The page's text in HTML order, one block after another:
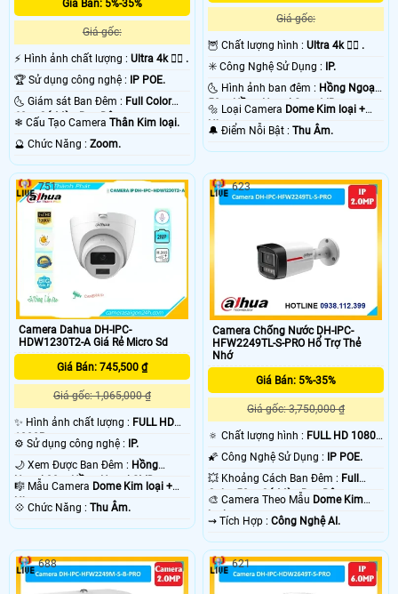
Giá Bán: 5%-35%
Giá gốc:
️⚡ Hình ảnh chất lượng : Ultra 4k 👍🏾 .
🏆 Sử dụng công nghệ :
IP POE.
🌜 Giám sát Ban Đêm : Full Color
60m Có Màu Ban Ðêm.
❄ Cấu Tạo Camera Thân Kim loại.
️🔮 Chức Năng : Zoom.
Giá gốc:
🦉 Chất lượng hình :Ultra 4k 👍🏾 .
✳️ Công Nghệ Sử Dụng :
IP.
🌜 Hình ảnh ban đêm : Hồng Ngoại
50m Hồng Ngoại Smart IR.
🔩 Loại Camera Dome Kim loại +
Nhựa.
️🔔 Điểm Nỗi Bật :Thu Âm.
Camera Dahua DH-IPC-
HDW1230T2-A Giá Rẻ Micro Sd
Giá Bán: 745,500 ₫
Giá gốc: 1,065,000 ₫
✨ Hình ảnh chất lượng : FULL HD
1080P .
⚙ Sử dụng công nghệ : IP.
🌙 Xem Được Ban Đêm : Hồng
Ngoại 30m Hồng Ngoại SMD.
🎼️ Mẫu Camera Dome Kim loại +
Nhựa.
️💠 Chức Năng : Thu Âm.
751
Camera Chống Nước DH-IPC-
HFW2249TL-S-PRO Hổ Trợ Thẻ
Nhớ
Giá Bán: 5%-35%
Giá gốc: 3,750,000 ₫
🔅 Chất lượng hình : FULL HD 1080P
🌠 Công Nghệ Sử Dụng :
IP POE.
💥 Khoảng Cách Ban Đêm : Full
Color 50m Có Màu Ban Ðêm.
🎨 Camera Theo Mẫu Dome Kim
loại.
️⇝ Tích Hợp :Công Nghệ AI.
623
688 621